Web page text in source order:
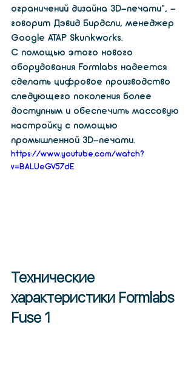
ограничений дизайна 3D-печати», -
говорит Дэвид Бирдсли, менеджер
Google ATAP Skunkworks.
С помощью этого нового
оборудования Formlabs надеется
сделать цифровое производство
следующего поколения более
доступным и обеспечить массовую
настройку с помощью
промышленной 3D-печати.
https://www.youtube.com/watch?
v=BALUeGV57dE
Технические
характеристики Formlabs
Fuse 1